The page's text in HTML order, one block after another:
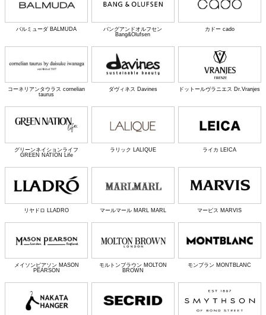
バルミューダ BALMUDA
バングアンドオルフセン
Bang&Olufsen
カドー cado
コーネリアンタウラス cornelian
taurus
ダヴィネス Davines ドットールヴラニエス Dr.Vranjes
グリーンネイションライフ
GREEN NATION Life
ラリック LALIQUE ライカ LEICA
リヤドロ LLADRO マールマール MARL MARL マービス MARVIS
メイソンピアソン MASON
PEARSON
モルトンブラウン MOLTON
BROWN
モンブラン MONTBLANC